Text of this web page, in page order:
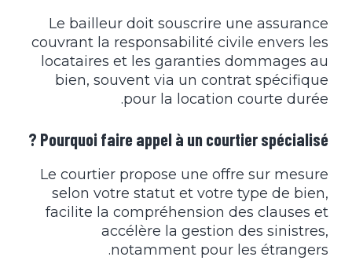
Le bailleur doit souscrire une assurance
couvrant la responsabilité civile envers les
locataires et les garanties dommages au
bien, souvent via un contrat spécifique
pour la location courte durée.
Pourquoi faire appel à un courtier spécialisé ?
Le courtier propose une offre sur mesure
selon votre statut et votre type de bien,
facilite la compréhension des clauses et
accélère la gestion des sinistres,
notamment pour les étrangers.